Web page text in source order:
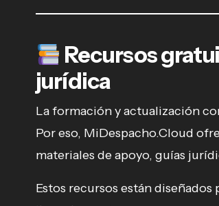
Recursos
jurídica
La formación y actualización
Por eso, MiDespacho.Cloud
materiales de apoyo, guías
Estos recursos están